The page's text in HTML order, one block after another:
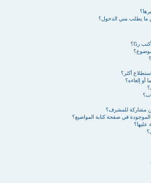
يطلب مني الدخول؟
ردًا؟
أكثر؟
أو إلغاءه؟
مشاركة للمشرف؟
في صفحة كتابة المواضيع؟
عليها؟